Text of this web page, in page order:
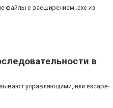
файлы с расширением .exe из
в
управляющими, или escape-